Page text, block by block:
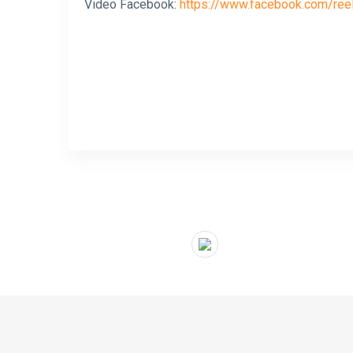
Video Facebook: https://www.facebook.com/